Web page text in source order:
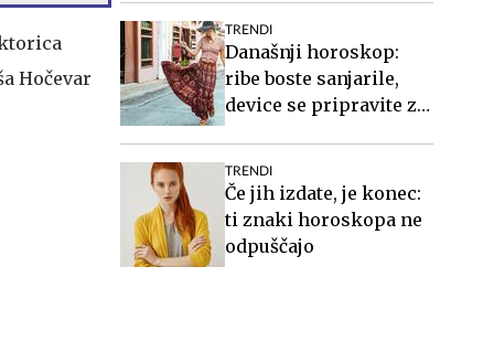
Hočevar
TRENDI
Današnji horoskop:
ribe boste sanjarile,
device se pripravite za
TRENDI
Če jih izdate, je konec:
ti znaki horoskopa ne
odpuščajo